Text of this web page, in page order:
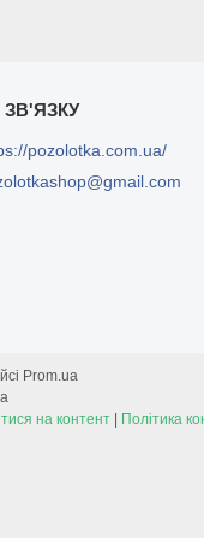
pozolotka.com.ua/
Prom.ua
на контент
Політика